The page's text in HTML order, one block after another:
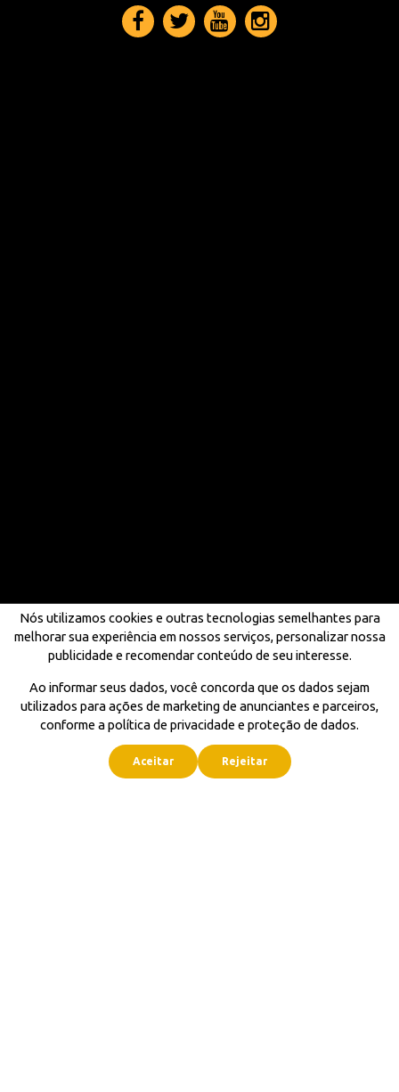
Nós utilizamos cookies e outras tecnologias semelhantes para
melhorar sua experiência em nossos serviços, personalizar nossa
publicidade e recomendar conteúdo de seu interesse.
Ao informar seus dados, você concorda que os dados sejam
utilizados para ações de marketing de anunciantes e parceiros,
conforme a política de privacidade e proteção de dados.
Aceitar Rejeitar